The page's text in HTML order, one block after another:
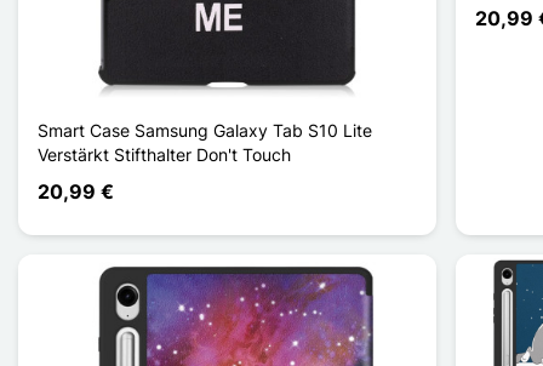
Smart Case Samsung Galaxy Tab S10 Lite
Verstärkt Stifthalter Don't Touch
20,99 €
20,99